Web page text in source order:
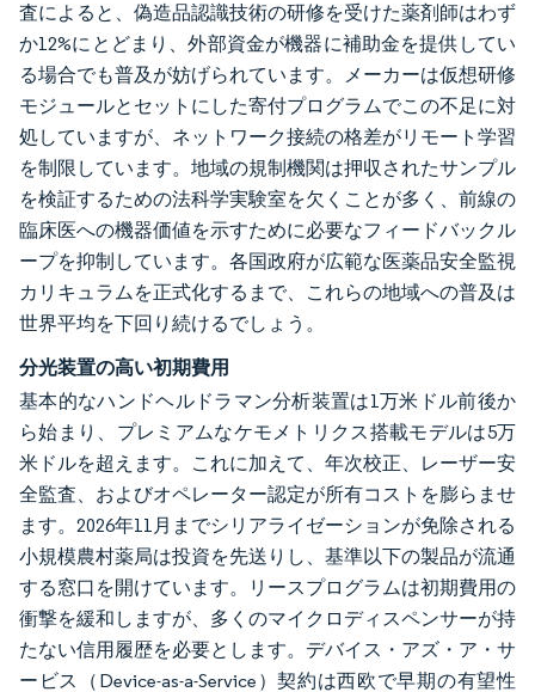
査によると、偽造品認識技術の研修を受けた薬剤師はわず
か12%にとどまり、外部資金が機器に補助金を提供してい
る場合でも普及が妨げられています。メーカーは仮想研修
モジュールとセットにした寄付プログラムでこの不足に対
処していますが、ネットワーク接続の格差がリモート学習
を制限しています。地域の規制機関は押収されたサンプル
を検証するための法科学実験室を欠くことが多く、前線の
臨床医への機器価値を示すために必要なフィードバックル
ープを抑制しています。各国政府が広範な医薬品安全監視
カリキュラムを正式化するまで、これらの地域への普及は
世界平均を下回り続けるでしょう。
分光装置の高い初期費用
基本的なハンドヘルドラマン分析装置は1万米ドル前後か
ら始まり、プレミアムなケモメトリクス搭載モデルは5万
米ドルを超えます。これに加えて、年次校正、レーザー安
全監査、およびオペレーター認定が所有コストを膨らませ
ます。2026年11月までシリアライゼーションが免除される
小規模農村薬局は投資を先送りし、基準以下の製品が流通
する窓口を開けています。リースプログラムは初期費用の
衝撃を緩和しますが、多くのマイクロディスペンサーが持
たない信用履歴を必要とします。デバイス・アズ・ア・サ
ービス（Device-as-a-Service）契約は西欧で早期の有望性